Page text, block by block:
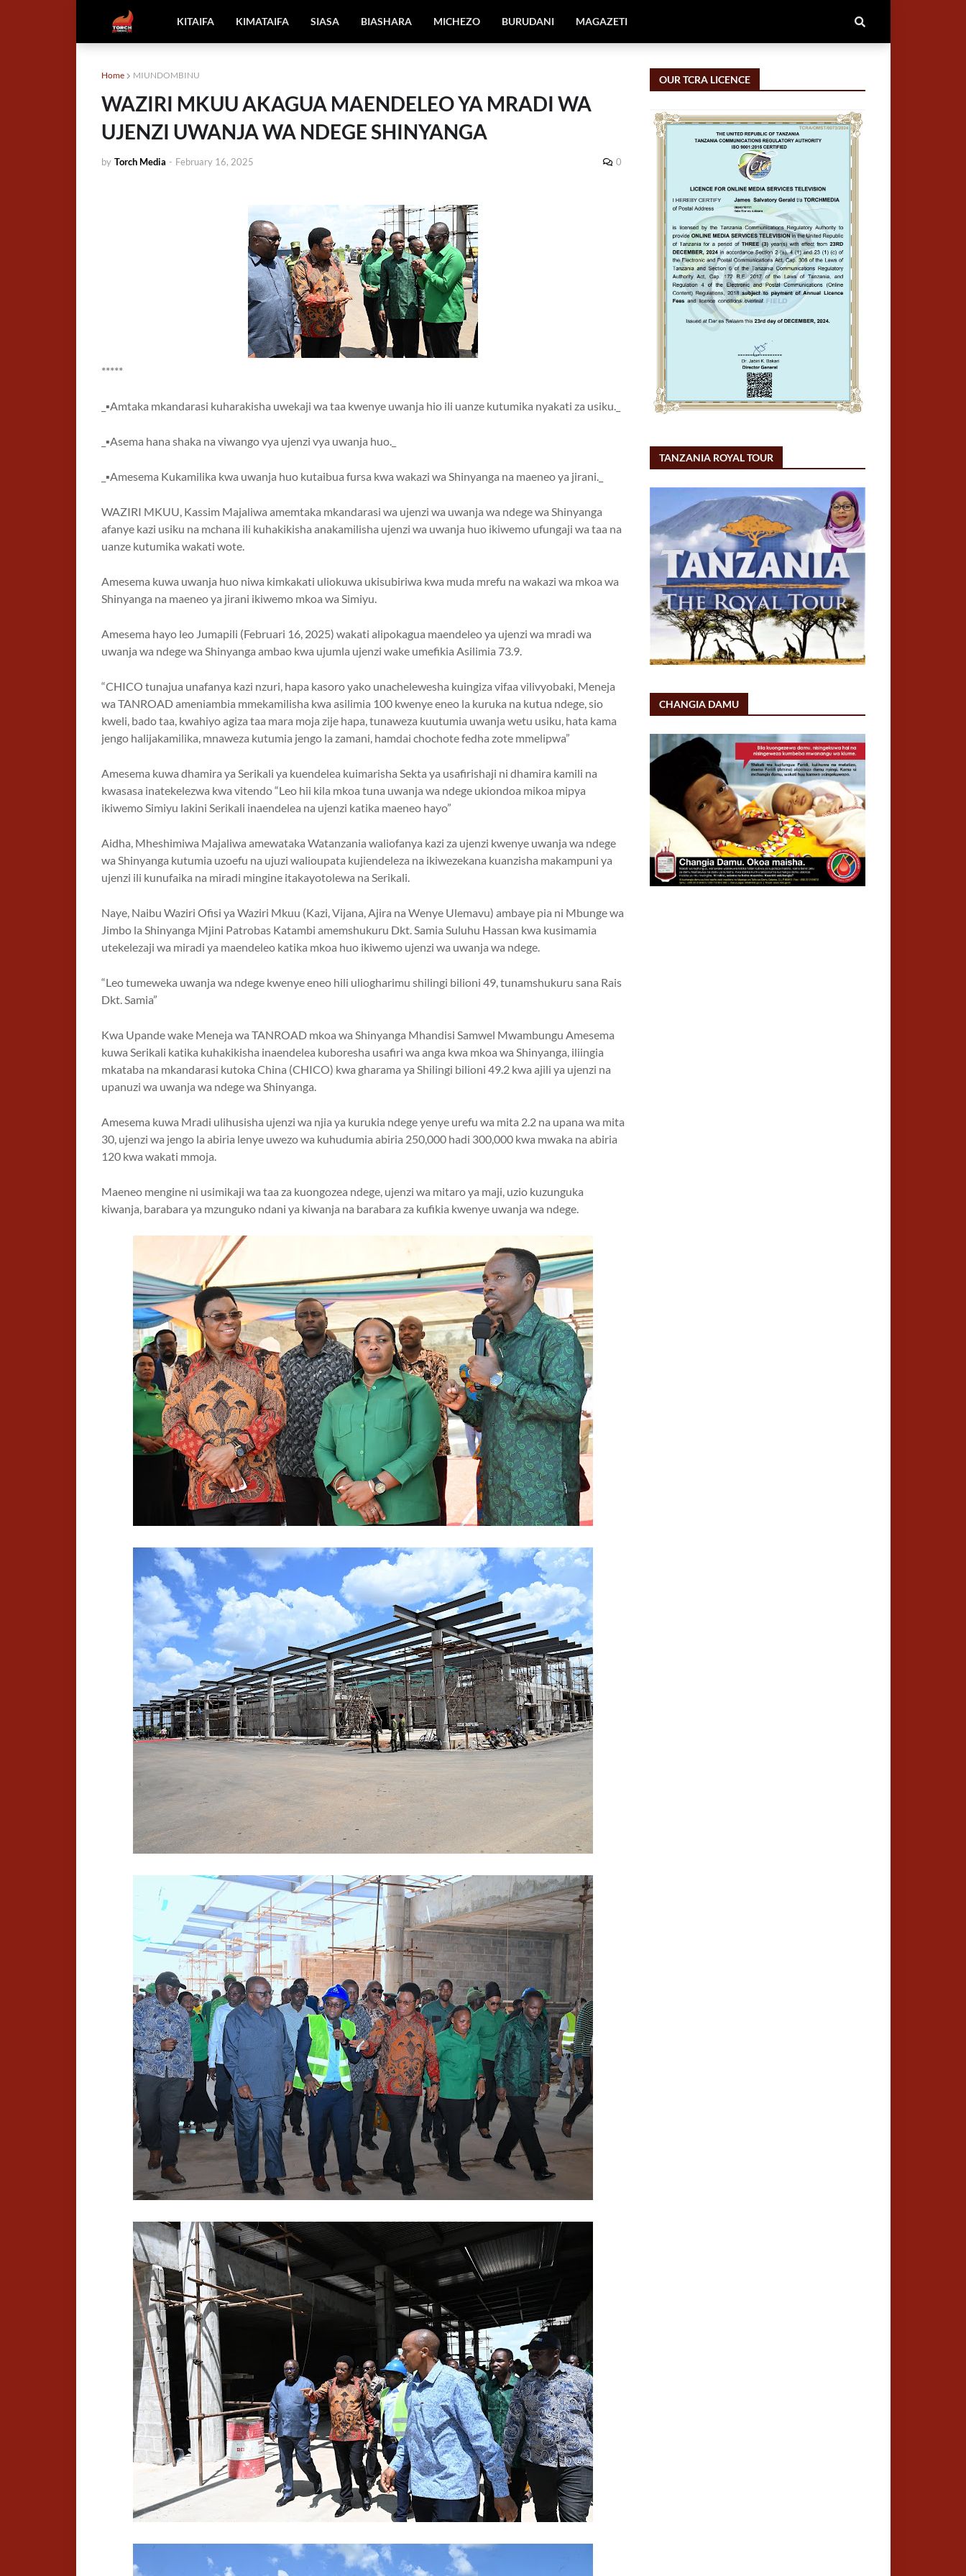
KITAIFA KIMATAIFA SIASA BIASHARA MICHEZO BURUDANI MAGAZETI
Home MIUNDOMBINU
WAZIRI MKUU AKAGUA MAENDELEO YA MRADI WA
UJENZI UWANJA WA NDEGE SHINYANGA
by Torch Media - February 16, 2025 0
*****
_▪️Amtaka mkandarasi kuharakisha uwekaji wa taa kwenye uwanja hio ili uanze kutumika nyakati za usiku._
_▪️Asema hana shaka na viwango vya ujenzi vya uwanja huo._
_▪️Amesema Kukamilika kwa uwanja huo kutaibua fursa kwa wakazi wa Shinyanga na maeneo ya jirani._
WAZIRI MKUU, Kassim Majaliwa amemtaka mkandarasi wa ujenzi wa uwanja wa ndege wa Shinyanga
afanye kazi usiku na mchana ili kuhakikisha anakamilisha ujenzi wa uwanja huo ikiwemo ufungaji wa taa na
uanze kutumika wakati wote.
Amesema kuwa uwanja huo niwa kimkakati uliokuwa ukisubiriwa kwa muda mrefu na wakazi wa mkoa wa
Shinyanga na maeneo ya jirani ikiwemo mkoa wa Simiyu.
Amesema hayo leo Jumapili (Februari 16, 2025) wakati alipokagua maendeleo ya ujenzi wa mradi wa
uwanja wa ndege wa Shinyanga ambao kwa ujumla ujenzi wake umefikia Asilimia 73.9.
“CHICO tunajua unafanya kazi nzuri, hapa kasoro yako unachelewesha kuingiza vifaa vilivyobaki, Meneja
wa TANROAD ameniambia mmekamilisha kwa asilimia 100 kwenye eneo la kuruka na kutua ndege, sio
kweli, bado taa, kwahiyo agiza taa mara moja zije hapa, tunaweza kuutumia uwanja wetu usiku, hata kama
jengo halijakamilika, mnaweza kutumia jengo la zamani, hamdai chochote fedha zote mmelipwa”
Amesema kuwa dhamira ya Serikali ya kuendelea kuimarisha Sekta ya usafirishaji ni dhamira kamili na
kwasasa inatekelezwa kwa vitendo “Leo hii kila mkoa tuna uwanja wa ndege ukiondoa mikoa mipya
ikiwemo Simiyu lakini Serikali inaendelea na ujenzi katika maeneo hayo”
Aidha, Mheshimiwa Majaliwa amewataka Watanzania waliofanya kazi za ujenzi kwenye uwanja wa ndege
wa Shinyanga kutumia uzoefu na ujuzi walioupata kujiendeleza na ikiwezekana kuanzisha makampuni ya
ujenzi ili kunufaika na miradi mingine itakayotolewa na Serikali.
Naye, Naibu Waziri Ofisi ya Waziri Mkuu (Kazi, Vijana, Ajira na Wenye Ulemavu) ambaye pia ni Mbunge wa
Jimbo la Shinyanga Mjini Patrobas Katambi amemshukuru Dkt. Samia Suluhu Hassan kwa kusimamia
utekelezaji wa miradi ya maendeleo katika mkoa huo ikiwemo ujenzi wa uwanja wa ndege.
“Leo tumeweka uwanja wa ndege kwenye eneo hili uliogharimu shilingi bilioni 49, tunamshukuru sana Rais
Dkt. Samia”
Kwa Upande wake Meneja wa TANROAD mkoa wa Shinyanga Mhandisi Samwel Mwambungu Amesema
kuwa Serikali katika kuhakikisha inaendelea kuboresha usafiri wa anga kwa mkoa wa Shinyanga, iliingia
mkataba na mkandarasi kutoka China (CHICO) kwa gharama ya Shilingi bilioni 49.2 kwa ajili ya ujenzi na
upanuzi wa uwanja wa ndege wa Shinyanga.
Amesema kuwa Mradi ulihusisha ujenzi wa njia ya kurukia ndege yenye urefu wa mita 2.2 na upana wa mita
30, ujenzi wa jengo la abiria lenye uwezo wa kuhudumia abiria 250,000 hadi 300,000 kwa mwaka na abiria
120 kwa wakati mmoja.
Maeneo mengine ni usimikaji wa taa za kuongozea ndege, ujenzi wa mitaro ya maji, uzio kuzunguka
kiwanja, barabara ya mzunguko ndani ya kiwanja na barabara za kufikia kwenye uwanja wa ndege.
OUR TCRA LICENCE
TANZANIA ROYAL TOUR
CHANGIA DAMU